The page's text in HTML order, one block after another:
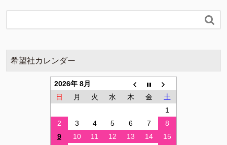

希望社カレンダー
2026年 8月
日
月 火 水 木 金
土
1
2
3 4 5 6 7
8
9
10 11 12 13 14
15